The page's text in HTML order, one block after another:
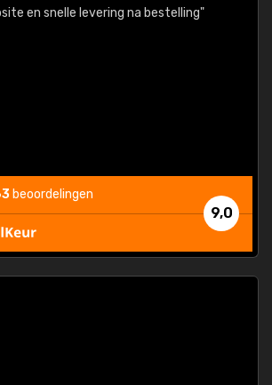
en snelle levering na bestelling"
9,0
beoordelingen